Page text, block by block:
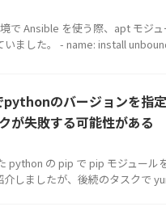
で Ansible を使う際、apt モジ
いました。 - name: install
のバージョンを指
が失敗する可能性がある
python の pip で pip モジュール
しましたが、後続のタスクで